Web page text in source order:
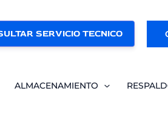
SERVICIO TECNICO
ALMACENAMIENTO